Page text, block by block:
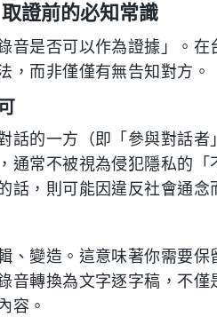
證前的必知常識
音是否可以作為證據」。
，而非僅僅有無告知對方。
話的一方（即「參與對話
通常不被視為侵犯隱私的
話，則可能因違反社會通念
、變造。這意味著你需要
音轉換為文字逐字稿，不
容。